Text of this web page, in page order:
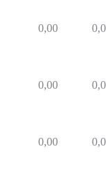
0,00
0,00
0,00